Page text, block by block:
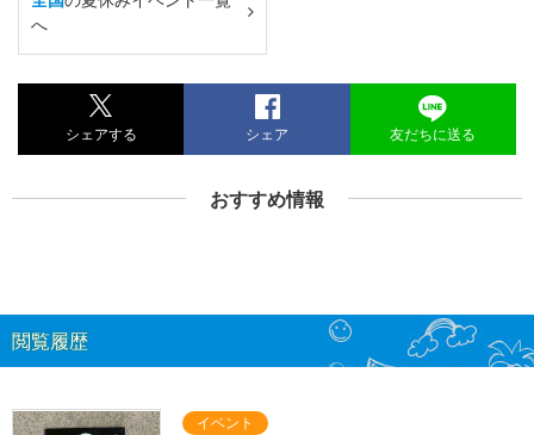
へ
シェアする シェア 友だちに送る
おすすめ情報
閲覧履歴